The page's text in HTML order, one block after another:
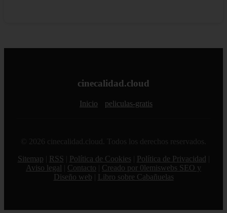
cinecalidad.cloud
Inicio peliculas-gratis
© 2026 cinecalidad.cloud. Todos los derechos reservados.
Sitemap
RSS Política de Cookies Política de Privacidad
Aviso legal
Contacto
Creado por 0lemiswebs SEO y
Diseño web
Libro sobre Cabañuelas